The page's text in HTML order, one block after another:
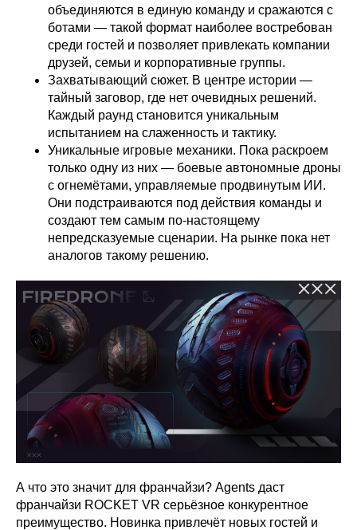
объединяются в единую команду и сражаются с
ботами — такой формат наиболее востребован
среди гостей и позволяет привлекать компании
друзей, семьи и корпоративные группы.
Захватывающий сюжет. В центре истории —
тайный заговор, где нет очевидных решений.
Каждый раунд становится уникальным
испытанием на слаженность и тактику.
Уникальные игровые механики. Пока раскроем
только одну из них — боевые автономные дроны
с огнемётами, управляемые продвинутым ИИ.
Они подстраиваются под действия команды и
создают тем самым по‑настоящему
непредсказуемые сценарии. На рынке пока нет
аналогов такому решению.
А что это значит для франчайзи? Agents даст
франчайзи ROCKET VR серьёзное конкурентное
преимущество. Новинка привлечёт новых гостей и